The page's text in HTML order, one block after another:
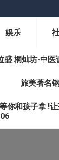
娱乐
盛 桐灿坊-中
旅美著名
你和孩子拿 !